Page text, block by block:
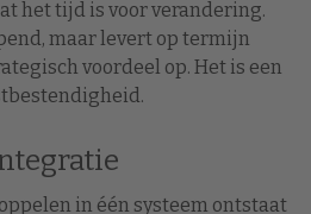
het tijd is voor verandering.
maar levert op termijn
voordeel op. Het is een
in één systeem ontstaat